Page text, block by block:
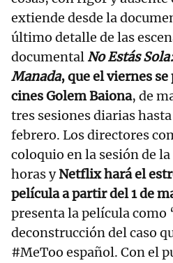
extiende desde la
último detalle de las
documental No Estás
Manada, que el viernes
cines Golem Baiona, de
tres sesiones diarias
febrero. Los directores
coloquio en la sesión de la
horas yNetflix hará el
película a partir del 1 de
presenta la película como
deconstrucción del caso
#MeToo español. Con el